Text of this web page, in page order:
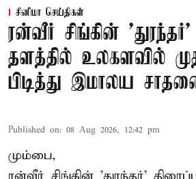
சினிமா செய்திகள்
ரன்வீர் சிங்கின்
தளத்தில் உலகளவில்
பிடித்து இமாலய
Published on: 08 Aug 2026, 12:42 pm
மும்பை,
ரன்வீர் சிங்கின் 'துரந்தர்'